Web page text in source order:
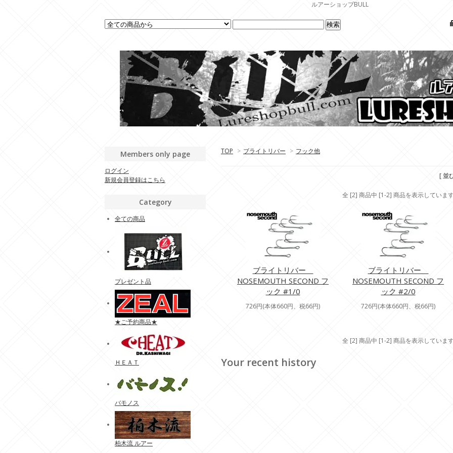
ルアーショップBULL
TOP > ブライトリバー > フック他
[ 並
全 [2] 商品中 [1-2] 商品を表示していま
ブライトリバー
NOSEMOUTH SECOND フ
ック #1/0
726円(本体660円、税66円)
ブライトリバー
NOSEMOUTH SECOND フ
ック #2/0
726円(本体660円、税66円)
全 [2] 商品中 [1-2] 商品を表示していま
Your recent history
Members only page
ログイン
新規会員登録はこちら
Category
全ての商品
プレゼント品
★ご予約商品★
ＨＥＡＴ
バモノス
柏木流 ルアー